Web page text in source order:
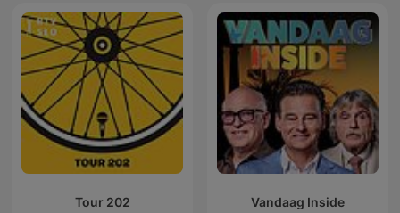
Tour 202 Vandaag Inside